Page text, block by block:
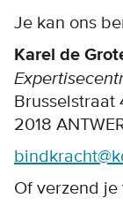
Je kan ons
Karel de
Brusselstraat
2018
Of verzend